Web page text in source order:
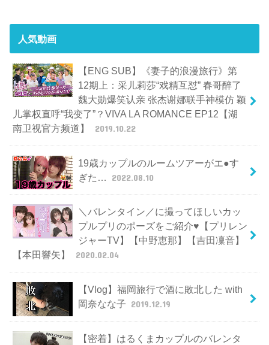
人気動画
【ENG SUB】《妻子的浪漫旅行》第
12期上：采儿莉莎“戏精互怼” 春哥醉了
魏大勋爆笑认亲 张杰谢娜联手神模仿 颖
儿掌权直呼“我变了”？VIVA LA ROMANCE EP12【湖
南卫视官方频道】
2019.10.22
19歳カップルのルームツアーがエ●す
ぎた…
2022.08.10
＼バレンタイン／に撮ってほしいカッ
プルプリのポーズをご紹介♥【プリレン
ジャーTV】【中野恵那】【吉田凜音】
【本田響矢】
2020.02.04
【Vlog】福岡旅行で酒に敗北した with
岡奈なな子 2019.12.19
【密着】はるくまカップルのバレンタ